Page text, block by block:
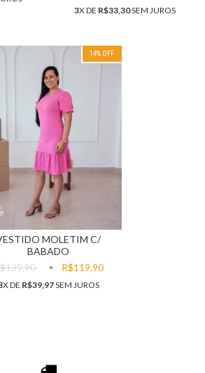
3X DE R$33,30SEM JUROS
14% OFF
MOLETIM C/
BABADO
R$119,90
X DE R$39,97SEM JUROS